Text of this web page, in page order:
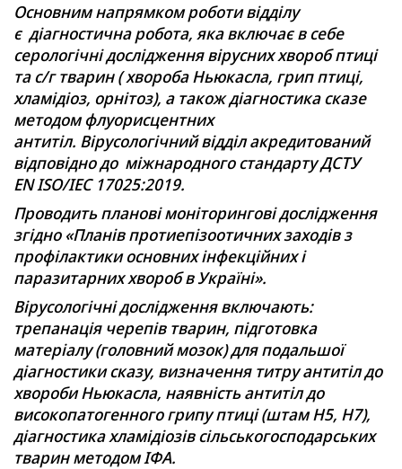
Основним напрямком роботи відділу
є діагностична робота, яка включає в себе
серологічні дослідження вірусних хвороб птиці
та с/г тварин ( хвороба Ньюкасла, грип птиці,
хламідіоз, орнітоз), а також діагностика сказе
методом флуорисцентних
антитіл. Вірусологічний відділ акредитований
відповідно до міжнародного стандарту ДСТУ
ENISO/IEC 17025:2019.
Проводить планові моніторингові дослідження
згідно «Планів протиепізоотичних заходів з
профілактики основних інфекційних і
паразитарних хвороб в Україні».
Вірусологічні дослідження включають:
трепанація черепів тварин, підготовка
матеріалу (головний мозок) для подальшої
діагностики сказу, визначення титру антитіл до
хвороби Ньюкасла, наявність антитіл до
високопатогенного грипу птиці (штам Н5, Н7),
діагностика хламідіозів сільськогосподарських
тварин методом ІФА.